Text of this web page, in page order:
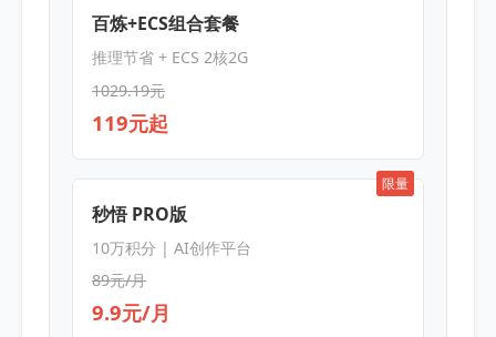
百炼+ECS组合套餐
推理节省 + ECS 2核2G
1029.19元
119元起
限量
秒悟 PRO版
10万积分 | AI创作平台
89元/月
9.9元/月